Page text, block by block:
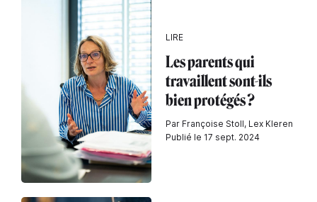
LIRE
Les parents qui
travaillent sont-ils
bien protégés ?
Par Françoise Stoll, Lex Kleren
Publié le 17 sept. 2024